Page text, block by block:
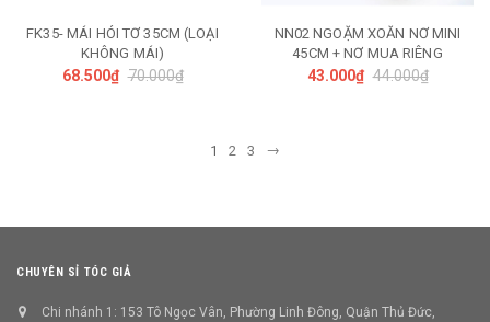
FK35- MÁI HÓI TƠ 35CM (LOẠI
KHÔNG MÁI)
68.500₫ 70.000₫
NN02 NGOẶM XOĂN NƠ MINI
45CM + NƠ MUA RIÊNG
43.000₫ 44.000₫
1 2 3 →
CHUYÊN SỈ TÓC GIẢ
Chi nhánh 1: 153 Tô Ngọc Vân, Phường Linh Đông, Quận Thủ Đức,